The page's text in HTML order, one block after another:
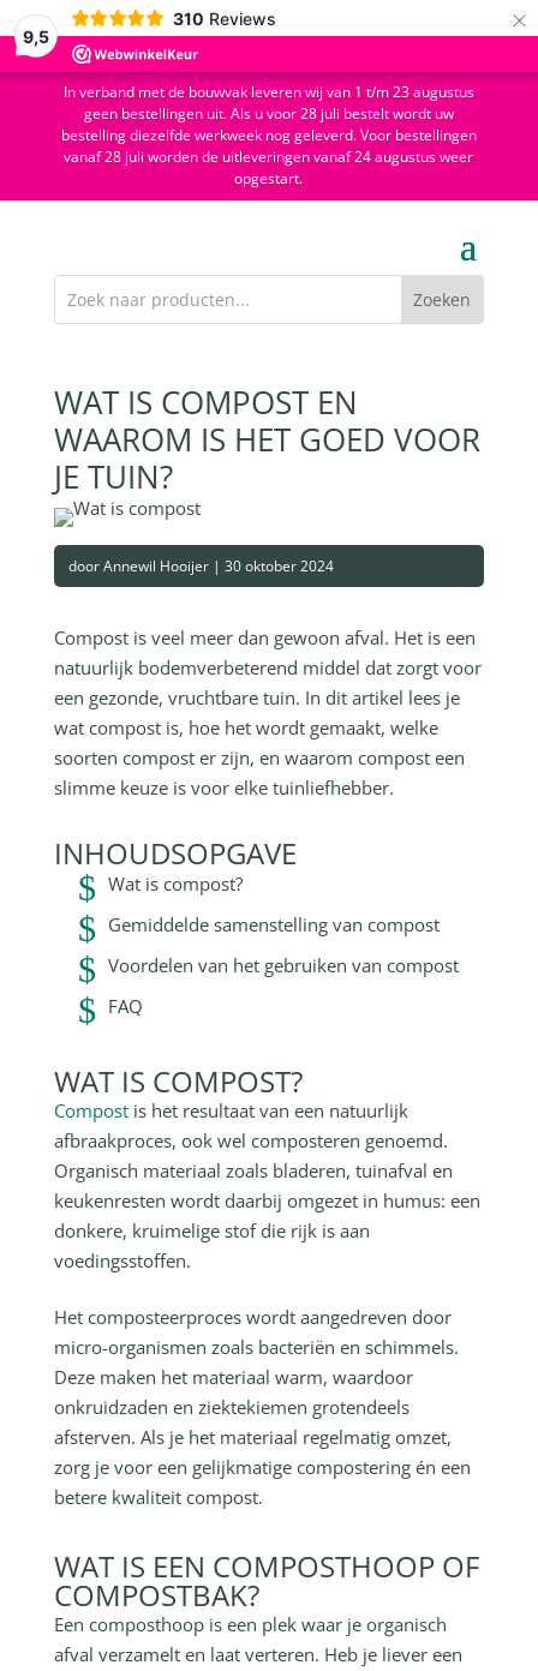
9,5
310 Reviews ×
In verband met de bouwvak leveren wij van 1 t/m 23 augustus
geen bestellingen uit. Als u voor 28 juli bestelt wordt uw
bestelling diezelfde werkweek nog geleverd. Voor bestellingen
vanaf 28 juli worden de uitleveringen vanaf 24 augustus weer
opgestart.
WAT IS COMPOST EN
WAAROM IS HET GOED VOOR
JE TUIN?
doorAnnewil Hooijer| 30 oktober 2024
Compost is veel meer dan gewoon afval. Het is een
natuurlijk bodemverbeterend middel dat zorgt voor
een gezonde, vruchtbare tuin. In dit artikel lees je
wat compost is, hoe het wordt gemaakt, welke
soorten compost er zijn, en waarom compost een
slimme keuze is voor elke tuinliefhebber.
INHOUDSOPGAVE
Wat is compost?
Gemiddelde samenstelling van compost
Voordelen van het gebruiken van compost
FAQ
WAT IS COMPOST?
Compostis het resultaat van een natuurlijk
afbraakproces, ook wel composteren genoemd.
Organisch materiaal zoals bladeren, tuinafval en
keukenresten wordt daarbij omgezet in humus: een
donkere, kruimelige stof die rijk is aan
voedingsstoffen.
Het composteerproces wordt aangedreven door
micro-organismen zoals bacteriën en schimmels.
Deze maken het materiaal warm, waardoor
onkruidzaden en ziektekiemen grotendeels
afsterven. Als je het materiaal regelmatig omzet,
zorg je voor een gelijkmatige compostering én een
betere kwaliteit compost.
WAT IS EEN COMPOSTHOOP OF
COMPOSTBAK?
Een composthoop is een plek waar je organisch
afval verzamelt en laat verteren. Heb je liever een